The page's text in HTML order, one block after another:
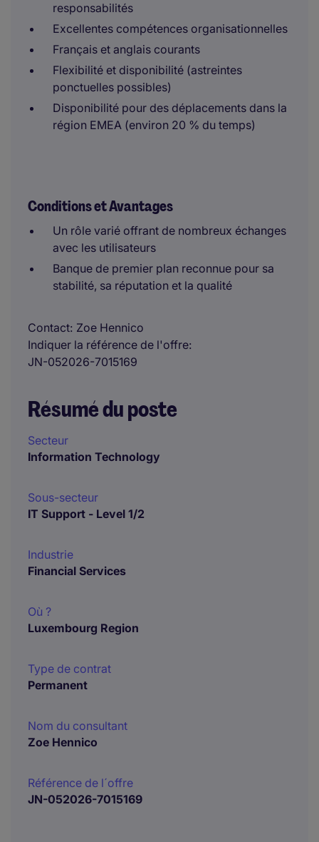
responsabilités
Excellentes compétences organisationnelles
Français et anglais courants
Flexibilité et disponibilité (astreintes
ponctuelles possibles)
Disponibilité pour des déplacements dans la
région EMEA (environ 20 % du temps)
Conditions et Avantages
Un rôle varié offrant de nombreux échanges
avec les utilisateurs
Banque de premier plan reconnue pour sa
stabilité, sa réputation et la qualité
Contact Zoe Hennico
Indiquer la référence de l'offre
JN-052026-7015169
Résumé du poste
Secteur
Information Technology
Sous-secteur
IT Support - Level 1/2
Industrie
Financial Services
Où ?
Luxembourg Region
Type de contrat
Permanent
Nom du consultant
Zoe Hennico
Référence de l´offre
JN-052026-7015169